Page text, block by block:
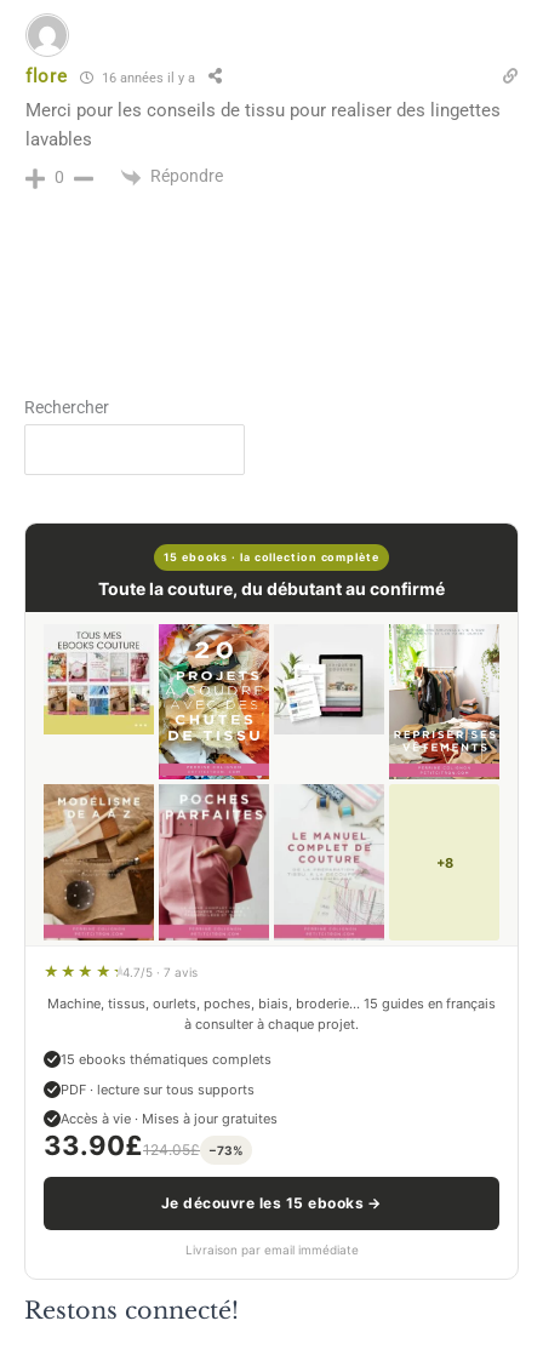
flore 16 années il y a
Merci pour les conseils de tissu pour realiser des lingettes
lavables
0 Répondre
Rechercher
15 ebooks · la collection complète
Toute la couture, du débutant au confirmé
+8
4.7/5 · 7 avis
Machine, tissus, ourlets, poches, biais, broderie… 15 guides en français
à consulter à chaque projet.
15 ebooks thématiques complets
PDF · lecture sur tous supports
Accès à vie · Mises à jour gratuites
33.90£124.05£ −73%
Je découvre les 15 ebooks →
Livraison par email immédiate
Restons connecté!